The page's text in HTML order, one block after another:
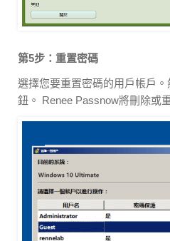
第5步：重置密碼
選擇您要重置密碼的用戶帳戶。
鈕。 Renee Passnow將刪除或